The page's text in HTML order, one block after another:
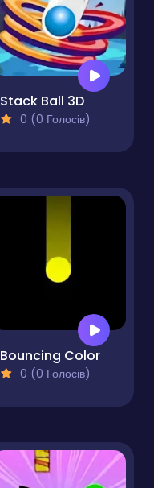
Stack Ball 3D
0 (0 Голосів)
Bouncing Color
0 (0 Голосів)